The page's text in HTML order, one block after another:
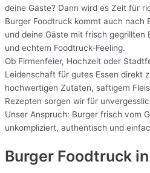
deine Gäste? Dann wird es Zeit für
Burger Foodtruck kommt auch nach
und deine Gäste mit frisch gegrillten
und echtem Foodtruck-Feeling.
Ob Firmenfeier, Hochzeit oder
Leidenschaft für gutes Essen direkt
hochwertigen Zutaten, saftigem
Rezepten sorgen wir für
Unser Anspruch: Burger frisch vom
unkompliziert, authentisch und
Burger Foodtruck